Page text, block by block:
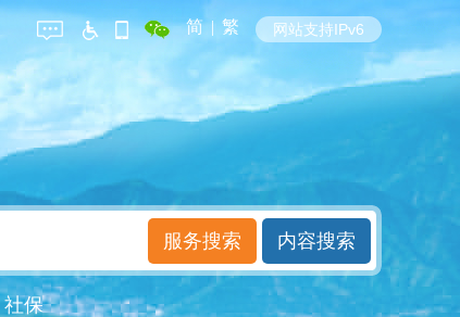
简 | 繁 网站支持IPv6
社保